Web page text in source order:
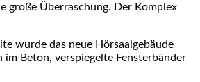
große Überraschung. Der Komplex
wurde das neue Hörsaalgebäude
Beton, verspiegelte Fensterbänder